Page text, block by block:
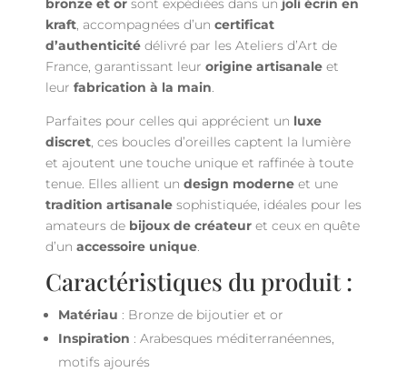
bronze et orsont expédiées dans un joli écrin en
kraft, accompagnées d’un certificat
d’authenticitédélivré par les Ateliers d’Art de
France, garantissant leur origine artisanaleet
leur fabrication à la main.
Parfaites pour celles qui apprécient un luxe
discret, ces boucles d’oreilles captent la lumière
et ajoutent une touche unique et raffinée à toute
tenue. Elles allient un design moderneet une
tradition artisanalesophistiquée, idéales pour les
amateurs de bijoux de créateuret ceux en quête
d’un accessoire unique.
Caractéristiques du produit :
Matériau : Bronze de bijoutier et or
Inspiration : Arabesques méditerranéennes,
motifs ajourés